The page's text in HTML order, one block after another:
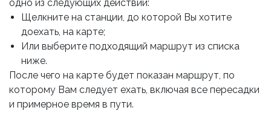
одно из следующих действий:
Щелкните на станции, до которой Вы хотите
доехать, на карте;
Или выберите подходящий маршрут из списка
ниже.
После чего на карте будет показан маршрут, по
которому Вам следует ехать, включая все пересадки
и примерное время в пути.